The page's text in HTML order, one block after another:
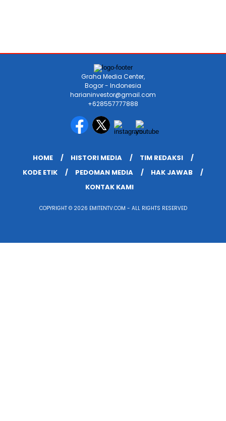
Graha Media Center,
Bogor - Indonesia
harianinvestor@gmail.com
+628557777888
HOME HISTORI MEDIA
TIM REDAKSI
KODE ETIK
PEDOMAN MEDIA
HAK JAWAB
KONTAK KAMI
COPYRIGHT © 2026 EMITENTV.COM - ALL RIGHTS RESERVED